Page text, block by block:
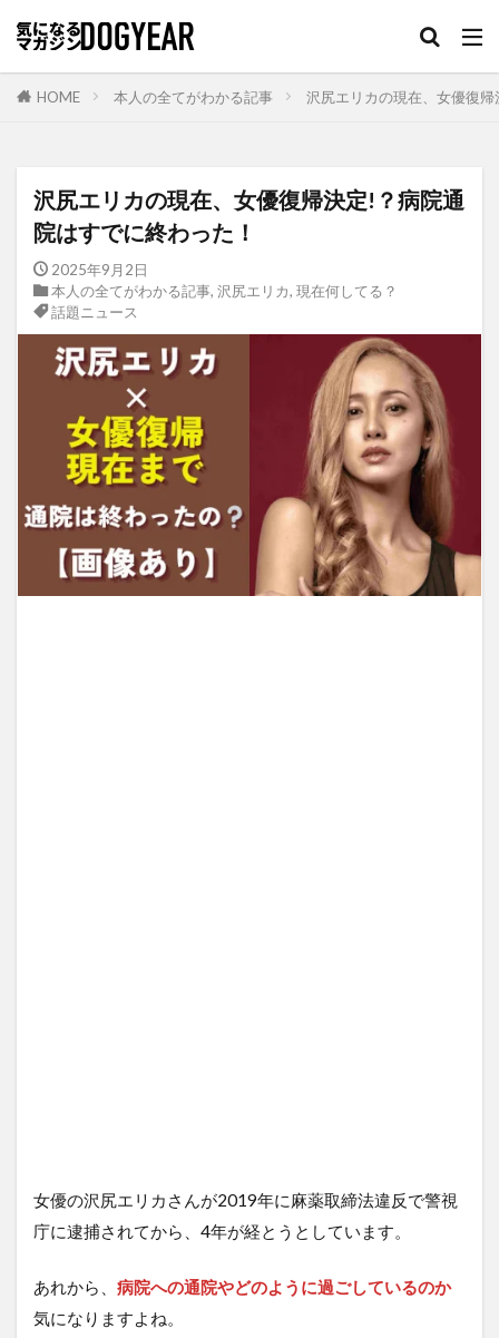
HOME 本人の全てがわかる記事 沢尻エリカの現在、女優復
沢尻エリカの現在、女優復帰決定!？病院通
院はすでに終わった！
2025年9月2日
本人の全てがわかる記事, 沢尻エリカ, 現在何してる？
話題ニュース
女優の沢尻エリカさんが2019年に麻薬取締法違反で警視
庁に逮捕されてから、4年が経とうとしています。
あれから、 病院への通院やどのように過ごしているのか
気になりますよね。